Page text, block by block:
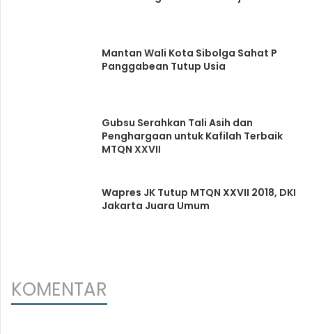
Mantan Wali Kota Sibolga Sahat P
Panggabean Tutup Usia
Gubsu Serahkan Tali Asih dan
Penghargaan untuk Kafilah Terbaik
MTQN XXVII
Wapres JK Tutup MTQN XXVII 2018, DKI
Jakarta Juara Umum
KOMENTAR